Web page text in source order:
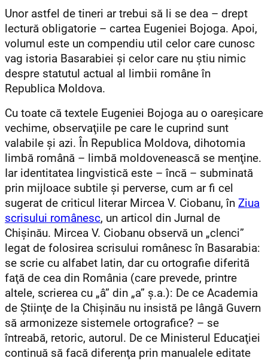
Unor astfel de tineri ar trebui să li se dea – drept
lectură obligatorie – cartea Eugeniei Bojoga. Apoi,
volumul este un compendiu util celor care cunosc
vag istoria Basarabiei şi celor care nu ştiu nimic
despre statutul actual al limbii române în
Republica Moldova.
Cu toate că textele Eugeniei Bojoga au o oareşicare
vechime, observaţiile pe care le cuprind sunt
valabile şi azi. În Republica Moldova, dihotomia
limbă română – limbă moldovenească se menţine.
Iar identitatea lingvistică este – încă – subminată
prin mijloace subtile şi perverse, cum ar fi cel
sugerat de criticul literar Mircea V. Ciobanu, în Ziua
scrisului românesc, un articol din Jurnal de
Chişinău. Mircea V. Ciobanu observă un „clenci”
legat de folosirea scrisului românesc în Basarabia:
se scrie cu alfabet latin, dar cu ortografie diferită
faţă de cea din România (care prevede, printre
altele, scrierea cu „â” din „a” ş.a.): De ce Academia
de Ştiinţe de la Chişinău nu insistă pe lângă Guvern
să armonizeze sistemele ortografice? – se
întreabă, retoric, autorul. De ce Ministerul Educaţiei
continuă să facă diferenţa prin manualele editate